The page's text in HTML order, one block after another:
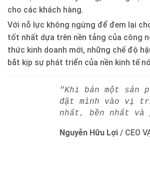
cho các khách hàng.
Với nỗ lực không ngừng để đem lại
tốt nhất dựa trên nền tảng của công
thức kinh doanh mới, những chế độ
bắt kịp sự phát triển của nền kinh tế
"Khi bán một
đặt mình vào vị
nhất, bền nhất và
Nguyễn Hữu Lợi / CEO